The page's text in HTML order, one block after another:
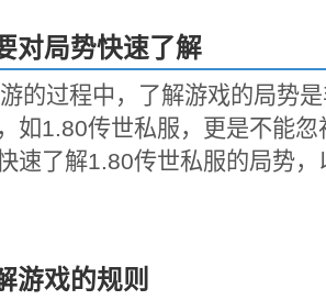
对局势快速了解
过程中，了解游戏的局势是
如1.80传世私服，更是不能
速了解1.80传世私服的局势
游戏的规则